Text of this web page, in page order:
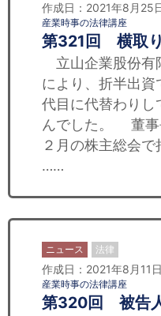
作成日：2021年8月25
産業時事の法律講座
第321回 横取
立山企業股份有
により、折半出資
代目に代替わりし
んでした。 董事
２月の株主総会
……
ニュース 法律
作成日：2021年8月11日
産業時事の法律講座
第320回 被告